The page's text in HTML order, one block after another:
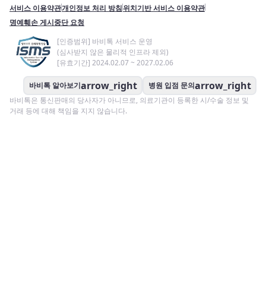
서비스 이용약관개인정보 처리 방침위치기반 서비스 이용약관
명예훼손 게시중단 요청
[인증범위] 바비톡 서비스 운영
(심사받지 않은 물리적 인프라 제외)
[유효기간] 2024.02.07 ~ 2027.02.06
바비톡 알아보기arrow_right 병원 입점 문의arrow_right
바비톡은 통신판매의 당사자가 아니므로, 의료기관이 등록한 시/수술 정보 및
거래 등에 대해 책임을 지지 않습니다.